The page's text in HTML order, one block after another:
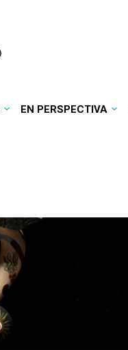
EN PERSPECTIVA